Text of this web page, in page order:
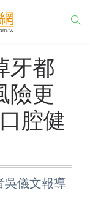
牙都
險更
腔健
儀文報導